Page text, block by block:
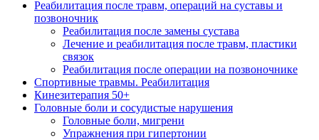
Реабилитация после травм, операций на суставы и
позвоночник
Реабилитация после замены сустава
Лечение и реабилитация после травм, пластики
связок
Реабилитация после операции на позвоночнике
Спортивные травмы. Реабилитация
Кинезитерапия 50+
Головные боли и сосудистые нарушения
Головные боли, мигрени
Упражнения при гипертонии